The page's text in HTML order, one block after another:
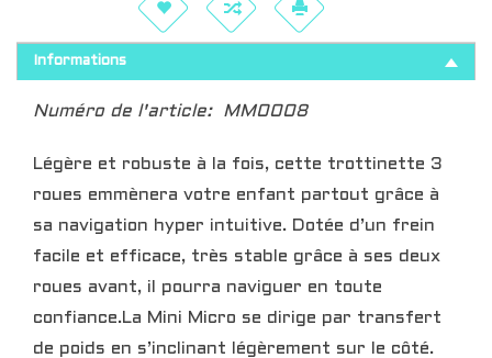
Informations
Numéro de l'article: MM0008
Légère et robuste à la fois, cette trottinette 3
roues emmènera votre enfant partout grâce à
sa navigation hyper intuitive. Dotée d’un frein
facile et efficace, très stable grâce à ses deux
roues avant, il pourra naviguer en toute
confiance.La Mini Micro se dirige par transfert
de poids en s’inclinant légèrement sur le côté.